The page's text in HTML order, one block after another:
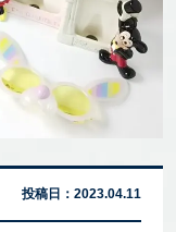
投稿日： 2023.04.11